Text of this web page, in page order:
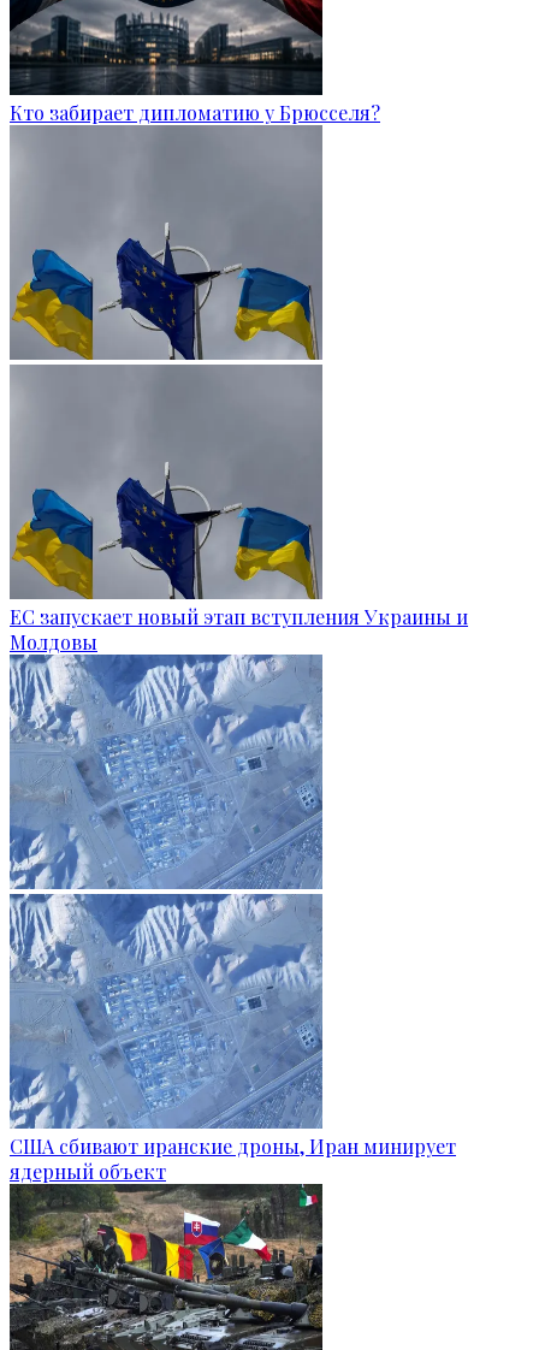
Кто забирает дипломатию у Брюсселя?
ЕС запускает новый этап вступления Украины и
Молдовы
США сбивают иранские дроны, Иран минирует
ядерный объект